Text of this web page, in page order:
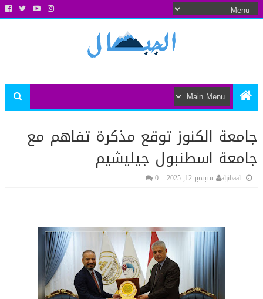
جامعة الكنوز توقع مذكرة تفاهم مع
جامعة اسطنبول جيليشيم
aljibaal سبتمبر 12, 2025 0